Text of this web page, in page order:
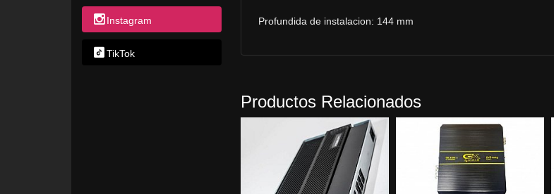
Instagram
TikTok
Profundida de instalacion: 144 mm
Productos Relacionados